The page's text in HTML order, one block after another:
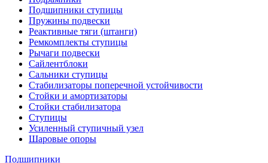
Подшипники ступицы
Пружины подвески
Реактивные тяги (штанги)
Ремкомплекты ступицы
Рычаги подвески
Сайлентблоки
Сальники ступицы
Стабилизаторы поперечной устойчивости
Стойки и амортизаторы
Стойки стабилизатора
Ступицы
Усиленный ступичный узел
Шаровые опоры
Подшипники